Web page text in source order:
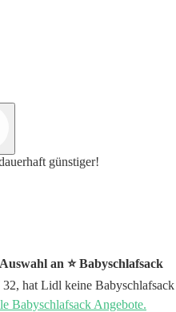
günstiger!
an ⭐️ Babyschlafsack
hat Lidl keine Babyschlafsack
Babyschlafsack Angebote.